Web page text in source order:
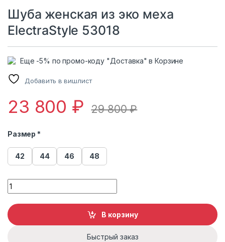
Шуба женская из эко меха
ElectraStyle 53018
Еще -5% по промо-коду "Доставка" в Корзине
Добавить в вишлист
23 800 ₽ 29 800₽
Размер *
42 44 46 48
Шуба женская из эко меха ElectraStyle 53018 quantity
В корзину
Быстрый заказ